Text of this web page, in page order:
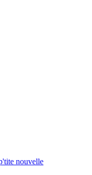
nouvelle